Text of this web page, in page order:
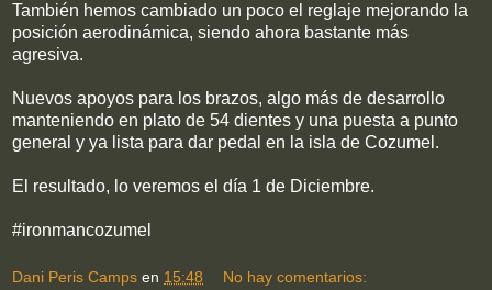
También hemos cambiado un poco el reglaje mejorando la
posición aerodinámica, siendo ahora bastante más
agresiva.
Nuevos apoyos para los brazos, algo más de desarrollo
manteniendo en plato de 54 dientes y una puesta a punto
general y ya lista para dar pedal en la isla de Cozumel.
El resultado, lo veremos el día 1 de Diciembre.
#ironmancozumel
Dani Peris Camps en 15:48 No hay comentarios: